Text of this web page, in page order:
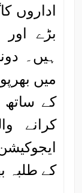
اداروں
بڑے اور
ہیں۔
میں
کے
کرانے
کے طلبہ